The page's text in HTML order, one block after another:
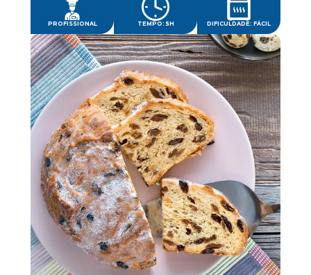
PROFISSIONAL TEMPO: 5H DIFICULDADE: FÁCIL